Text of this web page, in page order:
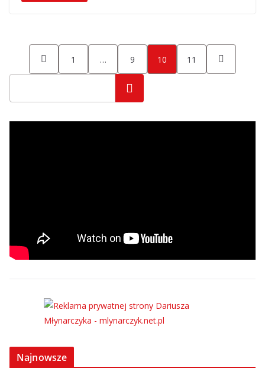
Stronicowanie
wpisów
1 … 9 10 11
Szukaj
Najnowsze